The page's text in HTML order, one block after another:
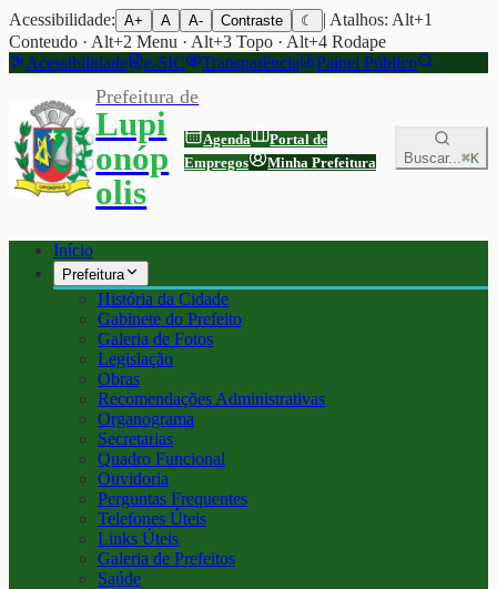
Acessibilidade: A+ A A- Contraste ☾
| Atalhos: Alt+1
Conteudo · Alt+2 Menu · Alt+3 Topo · Alt+4 Rodape
Acessibilidade
e-SIC Transparência Painel Público
Prefeitura de
Lupi
onóp
olis
Agenda
Portal de
Empregos
Minha Prefeitura Buscar...⌘K
Início
Prefeitura
História da Cidade
Gabinete do Prefeito
Galeria de Fotos
Legislação
Obras
Recomendações Administrativas
Organograma
Secretarias
Quadro Funcional
Ouvidoria
Perguntas Frequentes
Telefones Úteis
Links Úteis
Galeria de Prefeitos
Saúde